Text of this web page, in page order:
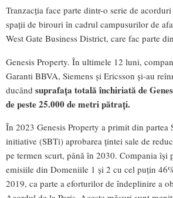
Tranzacția face parte dintr-o serie de
spații de birouri în cadrul campusurilor de
West Gate Business District, care fac parte
Genesis Property. În ultimele 12 luni,
Garanti BBVA, Siemens și Ericsson și-au
ducând suprafața totală închiriată de
de peste 25.000 de metri pătrați.
În 2023 Genesis Property a primit din partea
initiative (SBTi) aprobarea țintei sale de
pe termen scurt, până în 2030. Compania își
emisiile din Domeniile 1 și 2 cu cel puțin
2019, ca parte a eforturilor de îndeplinire a